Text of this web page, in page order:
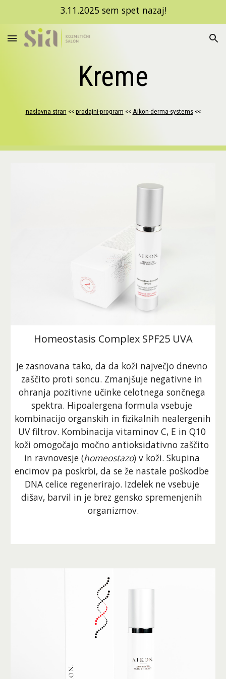
Skip to navigation
3.11.2025 sem spet nazaj!
Kreme
naslovna stran << prodajni-program << Aikon-derma-systems <<
Homeostasis Complex SPF25 UVA
je zasnovana tako, da da koži največjo dnevno
zaščito proti soncu. Zmanjšuje negativne in
ohranja pozitivne učinke celotnega sončnega
spektra. Hipoalergena formula vsebuje
kombinacijo organskih in fizikalnih nealergenih
UV filtrov. Kombinacija vitaminov C, E in Q10
koži omogočajo močno antioksidativno zaščito
in ravnovesje (homeostazo) v koži. Skupina
encimov pa poskrbi, da se že nastale poškodbe
DNA celice regenerirajo. Izdelek ne vsebuje
dišav, barvil in je brez gensko spremenjenih
organizmov.